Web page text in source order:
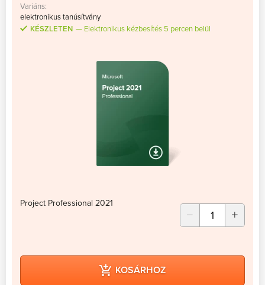
Variáns:
elektronikus tanúsítvány
KÉSZLETEN
Elektronikus kézbesítés 5 percen belül
Project Professional 2021
KOSÁRHOZ